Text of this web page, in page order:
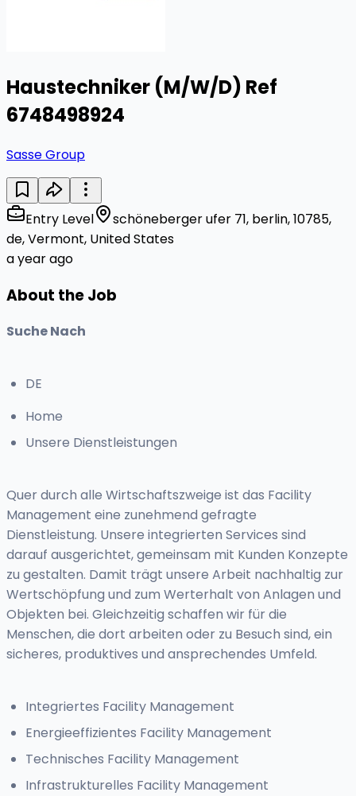
Haustechniker (M/W/D) Ref
6748498924
Sasse Group
Entry Level
schöneberger ufer 71, berlin, 10785,
de, Vermont, United States
a year ago
About the Job
Suche Nach
DE
Home
Unsere Dienstleistungen
Quer durch alle Wirtschaftszweige ist das Facility
Management eine zunehmend gefragte
Dienstleistung. Unsere integrierten Services sind
darauf ausgerichtet, gemeinsam mit Kunden Konzepte
zu gestalten. Damit trägt unsere Arbeit nachhaltig zur
Wertschöpfung und zum Werterhalt von Anlagen und
Objekten bei. Gleichzeitig schaffen wir für die
Menschen, die dort arbeiten oder zu Besuch sind, ein
sicheres, produktives und ansprechendes Umfeld.
Integriertes Facility Management
Energieeffizientes Facility Management
Technisches Facility Management
Infrastrukturelles Facility Management